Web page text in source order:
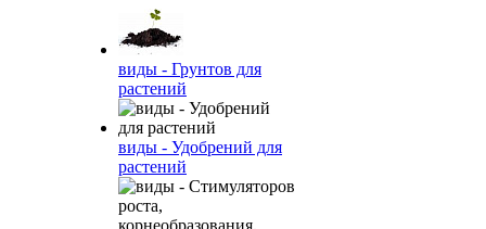
виды - Грунтов для
растений
виды - Удобрений для
растений